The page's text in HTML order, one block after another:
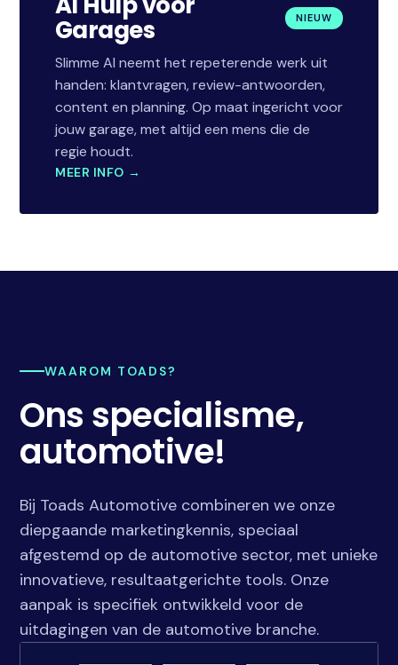
Garages NIEUW
Slimme AI neemt het repeterende werk uit
handen: klantvragen, review-antwoorden,
content en planning. Op maat ingericht voor
jouw garage, met altijd een mens die de
regie houdt.
MEER INFO →
WAAROM TOADS?
Ons specialisme,
automotive!
Bij Toads Automotive combineren we onze
diepgaande marketingkennis, speciaal
afgestemd op de automotive sector, met unieke
innovatieve, resultaatgerichte tools. Onze
aanpak is specifiek ontwikkeld voor de
uitdagingen van de automotive branche.